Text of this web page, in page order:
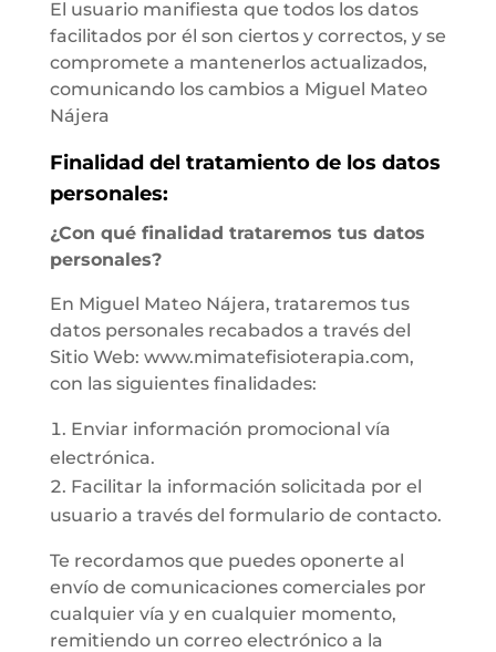
El usuario manifiesta que todos los datos
facilitados por él son ciertos y correctos, y se
compromete a mantenerlos actualizados,
comunicando los cambios a Miguel Mateo
Nájera
Finalidad del tratamiento de los datos
personales:
¿Con qué finalidad trataremos tus datos
personales?
En Miguel Mateo Nájera, trataremos tus
datos personales recabados a través del
Sitio Web: www.mimatefisioterapia.com,
con las siguientes finalidades:
Enviar información promocional vía
electrónica.
Facilitar la información solicitada por el
usuario a través del formulario de contacto.
Te recordamos que puedes oponerte al
envío de comunicaciones comerciales por
cualquier vía y en cualquier momento,
remitiendo un correo electrónico a la